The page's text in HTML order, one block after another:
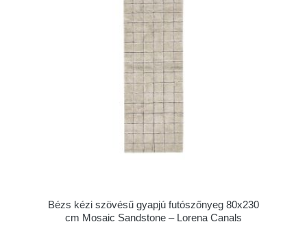
Bézs kézi szövésű gyapjú futószőnyeg 80x230
cm Mosaic Sandstone – Lorena Canals